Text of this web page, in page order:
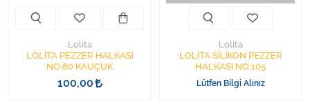
Lolita
LOLİTA PEZZER HALKASI
NO:80 KAUÇUK
100,00
Lolita
LOLİTA SİLİKON PEZZER
HALKASI NO:105
Lütfen Bilgi Alınız